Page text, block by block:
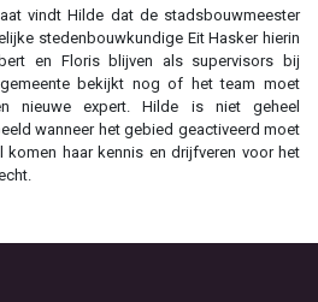
vindt Hilde dat de stadsbouwmeester
stedenbouwkundige Eit Hasker hierin
en Floris blijven als supervisors bij
bekijkt nog of het team moet
nieuwe expert. Hilde is niet geheel
wanneer het gebied geactiveerd moet
komen haar kennis en drijfveren voor het